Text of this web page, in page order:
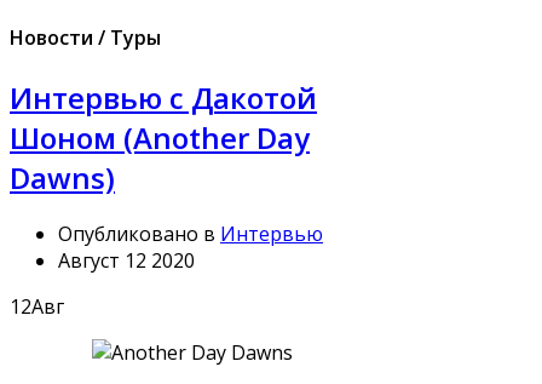
Новости / Туры
Интервью с Дакотой
Шоном (Another Day
Dawns)
Опубликовано в Интервью
Август 12 2020
12Авг